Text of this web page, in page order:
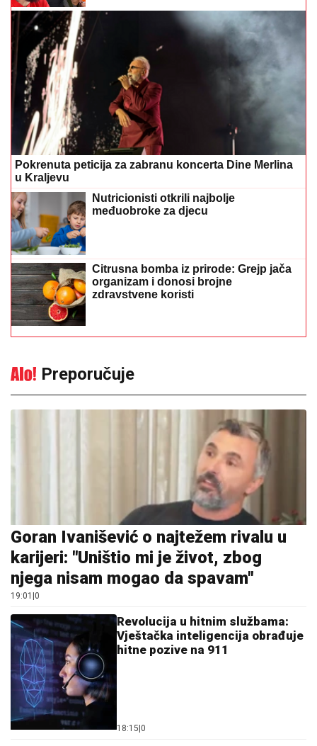
Pokrenuta peticija za zabranu koncerta Dine Merlina
u Kraljevu
Nutricionisti otkrili najbolje
međuobroke za djecu
Citrusna bomba iz prirode: Grejp jača
organizam i donosi brojne
zdravstvene koristi
Preporučuje
Goran Ivanišević o najtežem rivalu u
karijeri: "Uništio mi je život, zbog
njega nisam mogao da spavam"
19:01 0
Revolucija u hitnim službama:
Vještačka inteligencija obrađuje
hitne pozive na 911
18:15 0